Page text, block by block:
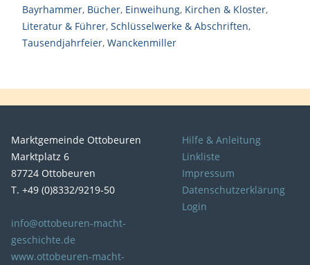
Bayrhammer, Bücher, Einweihung, Kirchen & Kloster,
Literatur & Führer, Schlüsselwerke & Abschriften,
Tausendjahrfeier, Wanckenmiller
Marktgemeinde Ottobeuren
Marktplatz 6
87724 Ottobeuren
T. +49 (0)8332/9219-50
info@ottobeuren-macht-
geschichte.de
www.ottobeuren-macht-
Hilfe & Anleitung
Linkliste
Impressum
Datenschutzerklärung
Login